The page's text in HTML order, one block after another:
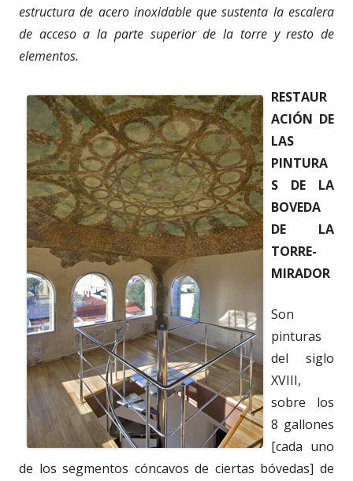
estructura de acero inoxidable que sustenta la escalera
de acceso a la parte superior de la torre y resto de
elementos.
RESTAUR
ACIÓN DE
LAS
PINTURA
S DE LA
BOVEDA
DE LA
TORRE-
MIRADOR
Son
pinturas
del siglo
XVIII,
sobre los
8 gallones
[cada uno
de los segmentos cóncavos de ciertas bóvedas] de